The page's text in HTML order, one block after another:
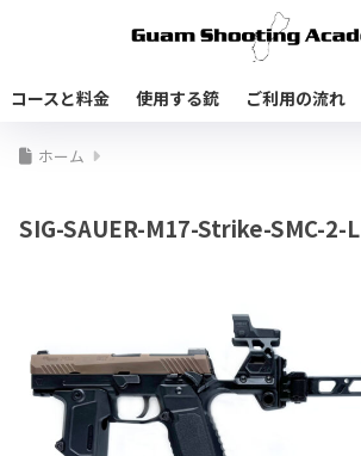
コースと料金 使用する銃 ご利用の流れ
ホーム
SIG-SAUER-M17-Strike-SMC-2-L